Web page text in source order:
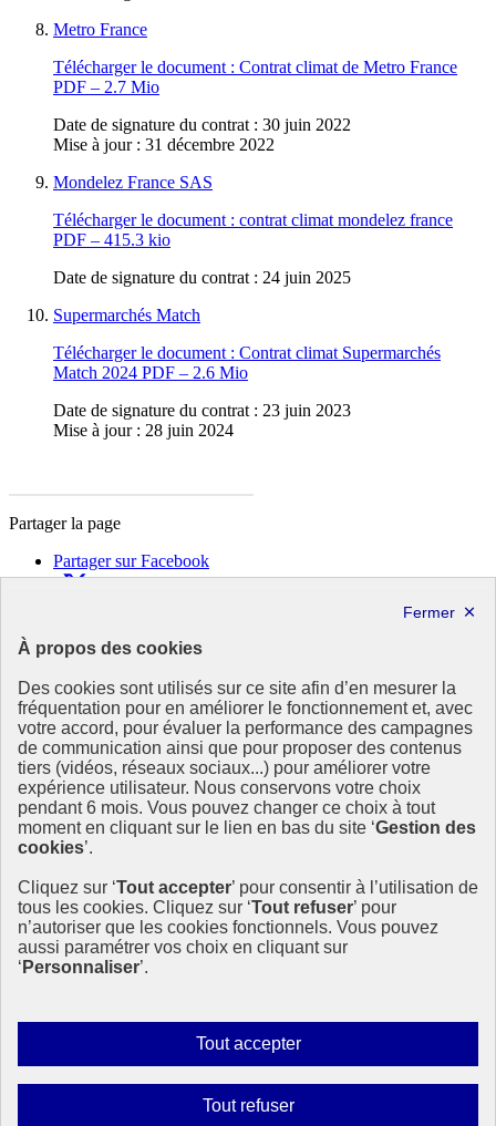
Metro France
Télécharger le document : Contrat climat de Metro France
PDF – 2.7 Mio
Date de signature du contrat : 30 juin 2022
Mise à jour : 31 décembre 2022
Mondelez France SAS
Télécharger le document : contrat climat mondelez france
PDF – 415.3 kio
Date de signature du contrat : 24 juin 2025
Supermarchés Match
Télécharger le document : Contrat climat Supermarchés
Match 2024 PDF – 2.6 Mio
Date de signature du contrat : 23 juin 2023
Mise à jour : 28 juin 2024
Partager la page
Partager sur Facebook
Copier dans le presse-papier
République
Française
Le portail est conçu pour être le point d'accès national à la
déclaration et au dépôt des contrats climat communications
commerciales et transition écologique. Il s'agit d'un site
gouvernemental, produit par le Commissariat général au
développement durable (CGDD), direction du ministère de la
info.gouv.fr- ouvre une nouvelle fenêtre
service-public.fr- ouvre une nouvelle fenêtre
legifrance.gouv.fr/ - ouvre une nouvelle fenêtre
data.gouv.fr/
- ouvre une nouvelle fenêtre
Accessibilité : partiellement conforme
À propos des cookies
Des cookies sont utilisés sur ce site afin d’en mesurer la
fréquentation pour en améliorer le fonctionnement et, avec
votre accord, pour évaluer la performance des campagnes
de communication ainsi que pour proposer des contenus
tiers (vidéos, réseaux sociaux...) pour améliorer votre
expérience utilisateur. Nous conservons votre choix
pendant 6 mois. Vous pouvez changer ce choix à tout
moment en cliquant sur le lien en bas du site ‘Gestion des
cookies’.
Cliquez sur ‘Tout accepter’ pour consentir à l’utilisation de
tous les cookies. Cliquez sur ‘Tout refuser’ pour
n’autoriser que les cookies fonctionnels. Vous pouvez
aussi paramétrer vos choix en cliquant sur
‘ Personnaliser’.
Tout accepterAutoriser
tous
Tout refuserInterdire